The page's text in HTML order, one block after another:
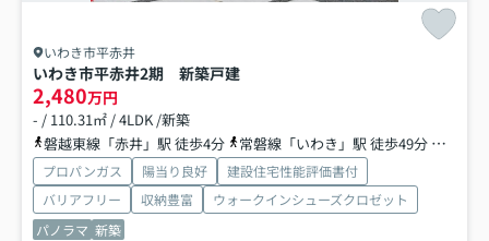
いわき市平赤井
いわき市平赤井2期 新築戸建
2,480万円
- / 110.31㎡ / 4LDK /新築
磐越東線「赤井」駅 徒歩4分
常磐線「いわき」駅 徒歩49分 磐越東
プロパンガス 陽当り良好
建設住宅性能評価書付
バリアフリー
収納豊富
ウォークインシューズクロゼット
パノラマ 新築